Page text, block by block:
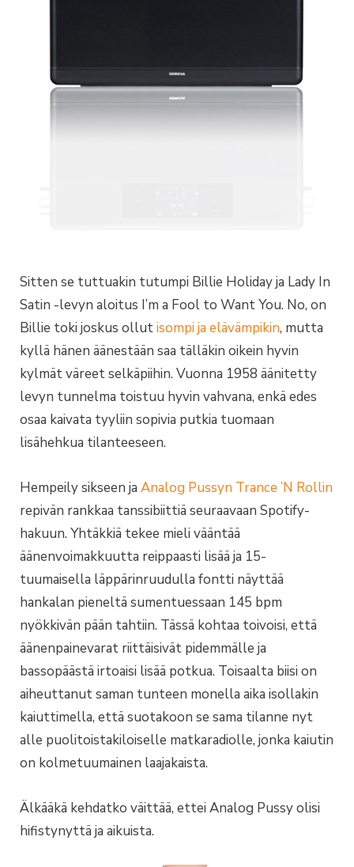
Sitten se tuttuakin tutumpi Billie Holiday ja Lady In
Satin -levyn aloitus I’m a Fool to Want You. No, on
Billie toki joskus ollutisompi ja elävämpikin, mutta
kyllä hänen äänestään saa tälläkin oikein hyvin
kylmät väreet selkäpiihin. Vuonna 1958 äänitetty
levyn tunnelma toistuu hyvin vahvana, enkä edes
osaa kaivata tyyliin sopivia putkia tuomaan
lisähehkua tilanteeseen.
Hempeily sikseen ja Analog Pussyn Trance ’N Rollin
repivän rankkaa tanssibiittiä seuraavaan Spotify-
hakuun. Yhtäkkiä tekee mieli vääntää
äänenvoimakkuutta reippaasti lisää ja 15-
tuumaisella läppärinruudulla fontti näyttää
hankalan pieneltä sumentuessaan 145 bpm
nyökkivän pään tahtiin. Tässä kohtaa toivoisi, että
äänenpainevarat riittäisivät pidemmälle ja
bassopäästä irtoaisi lisää potkua. Toisaalta biisi on
aiheuttanut saman tunteen monella aika isollakin
kaiuttimella, että suotakoon se sama tilanne nyt
alle puolitoistakiloiselle matkaradiolle, jonka kaiutin
on kolmetuumainen laajakaista.
Älkääkä kehdatko väittää, ettei Analog Pussy olisi
hifistynyttä ja aikuista.